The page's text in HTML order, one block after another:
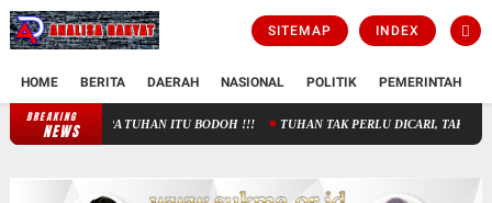
SITEMAP INDEX
HOME BERITA DAERAH NASIONAL POLITIK PEMERINTAH
BREAKING
NEWS
KAU KIRA TUHAN ITU BODOH !!! TUHAN TAK PERLU DICARI, TAK PERLU